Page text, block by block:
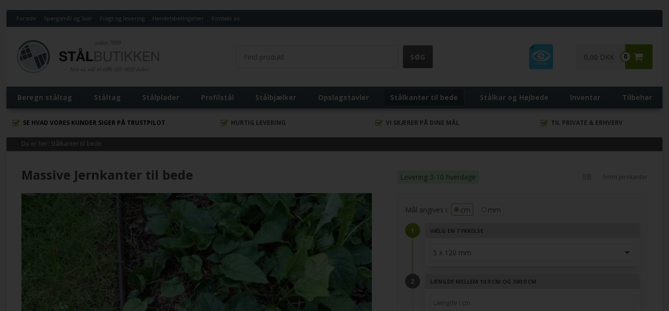
Forside Spørgsmål og Svar Fragt og levering Handelsbetingelser Kontakt os
0
0,00 DKK
Beregn ståltag Ståltag Stålplader Profilstål Stålbjælker Opslagstavler Stålkanter til bede Stålkar og Højbede Inventar Tilbehør
SE HVAD VORES KUNDER SIGER PÅ TRUSTPILOT HURTIG LEVERING VI SKÆRER PÅ DINE MÅL TIL PRIVATE & ERHVERV
Du er her: Stålkanter til bede
Massive Jernkanter til bede Levering 3-10 hverdage 5mm jernkanter
Mål angives i: cm mm
VÆLG EN TYKKELSE
LÆNGDE MELLEM 10.0 CM OG 300.0 CM